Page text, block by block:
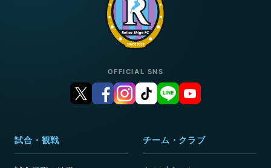
OFFICIAL SNS
試合・観戦 チーム・クラブ